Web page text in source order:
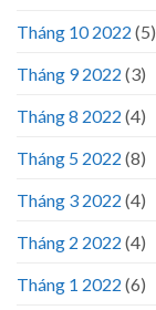
Tháng 10 2022 (5)
Tháng 9 2022 (3)
Tháng 8 2022 (4)
Tháng 5 2022 (8)
Tháng 3 2022 (4)
Tháng 2 2022 (4)
Tháng 1 2022 (6)